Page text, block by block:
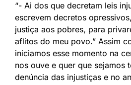
“- Ai dos que decretam leis
escrevem decretos
justiça aos pobres, para
aflitos do meu povo.” Assim
iniciamos esse momento na
nos ouve e quer que sejamos
denúncia das injustiças e no